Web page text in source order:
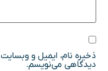
ذخیره نام، ایمیل و
دیدگاهی می‌نویسم.